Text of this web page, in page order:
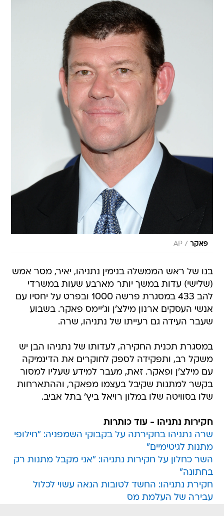
פאקר /
AP
בנו של ראש הממשלה בנימין נתניהו, יאיר, מסר אמש
(שלישי) עדות במשך יותר מארבע שעות במשרדי
להב 433 במסגרת פרשה 1000 ובפרט על יחסיו עם
אנשי העסקים ארנון מילצ'ן וג'יימס פאקר. בשבוע
שעבר העידה גם רעייתו של נתניהו, שרה.
במסגרת תכנית החקירה, לעדותו של נתניהו הבן יש
משקל רב, ותפקידה לספק לחוקרים את הדינמיקה
עם מילצ'ן ופאקר. זאת, מעבר למידע שעליו למסור
בקשר למתנות שקיבל בעצמו מפאקר, וההתארחות
שלו בסוויטה שלו במלון רויאל ביץ' בתל אביב.
חקירות נתניהו - עוד כותרות
שרה נתניהו בחקירתה על בקבוקי השמפניה: "חילופי
מתנות לגיטימיים"
השר כחלון על חקירות נתניהו: "אני מקבל מתנות רק
בחתונה"
חקירת נתניהו: החשד לטובות הנאה עשוי לכלול
עבירה של העלמת מס